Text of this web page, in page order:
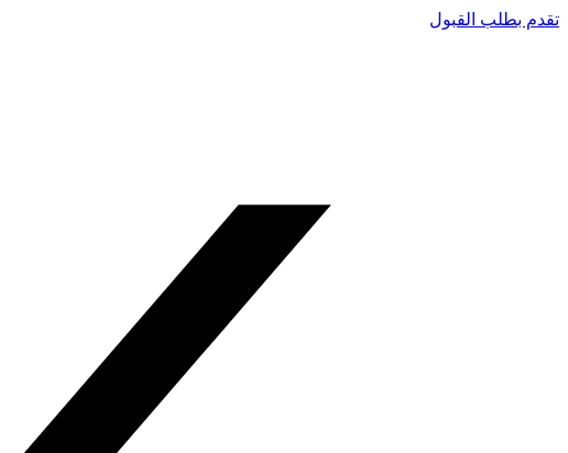
تقدم بطلب القبول